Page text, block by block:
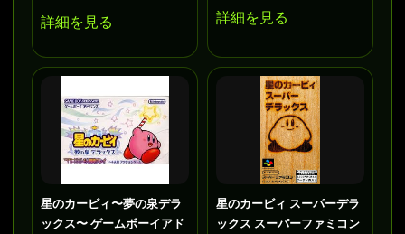
詳細を見る 詳細を見る
星のカービィ〜夢の泉デラ
ックス〜 ゲームボーイアド
星のカービィ スーパーデラ
ックス スーパーファミコン